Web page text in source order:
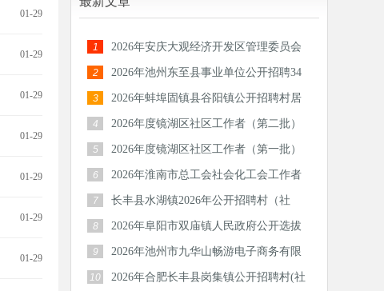
01-29
01-29
01-29
01-29
01-29
01-29
01-29
1
2026年安庆大观经济开发区管理委员会
公开招聘社区工作人员公告
2
2026年池州东至县事业单位公开招聘34
人公告
3
2026年蚌埠固镇县谷阳镇公开招聘村居
后备人才11人公告
4
2026年度镜湖区社区工作者（第二批）
公开招聘公告
5
2026年度镜湖区社区工作者（第一批）
公开招聘公告
6
2026年淮南市总工会社会化工会工作者
招聘11人公告
7
长丰县水湖镇2026年公开招聘村（社
区）后备干部公告
8
2026年阜阳市双庙镇人民政府公开选拔
25名村级后备干部公告
9
2026年池州市九华山畅游电子商务有限
公司招聘15人公告
10
2026年合肥长丰县岗集镇公开招聘村(社